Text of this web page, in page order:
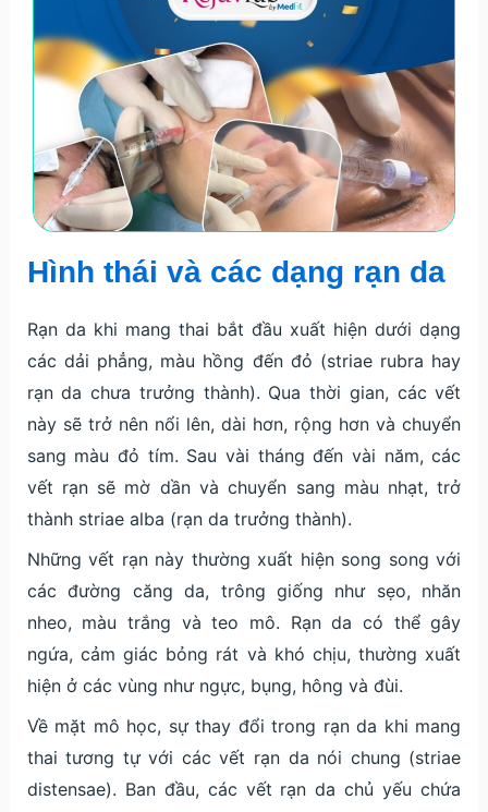
Hình thái và các dạng rạn da
Rạn da khi mang thai bắt đầu xuất hiện dưới dạng
các dải phẳng, màu hồng đến đỏ (striae rubra hay
rạn da chưa trưởng thành). Qua thời gian, các vết
này sẽ trở nên nổi lên, dài hơn, rộng hơn và chuyển
sang màu đỏ tím. Sau vài tháng đến vài năm, các
vết rạn sẽ mờ dần và chuyển sang màu nhạt, trở
thành striae alba (rạn da trưởng thành).
Những vết rạn này thường xuất hiện song song với
các đường căng da, trông giống như sẹo, nhăn
nheo, màu trắng và teo mô. Rạn da có thể gây
ngứa, cảm giác bỏng rát và khó chịu, thường xuất
hiện ở các vùng như ngực, bụng, hông và đùi.
Về mặt mô học, sự thay đổi trong rạn da khi mang
thai tương tự với các vết rạn da nói chung (striae
distensae). Ban đầu, các vết rạn da chủ yếu chứa